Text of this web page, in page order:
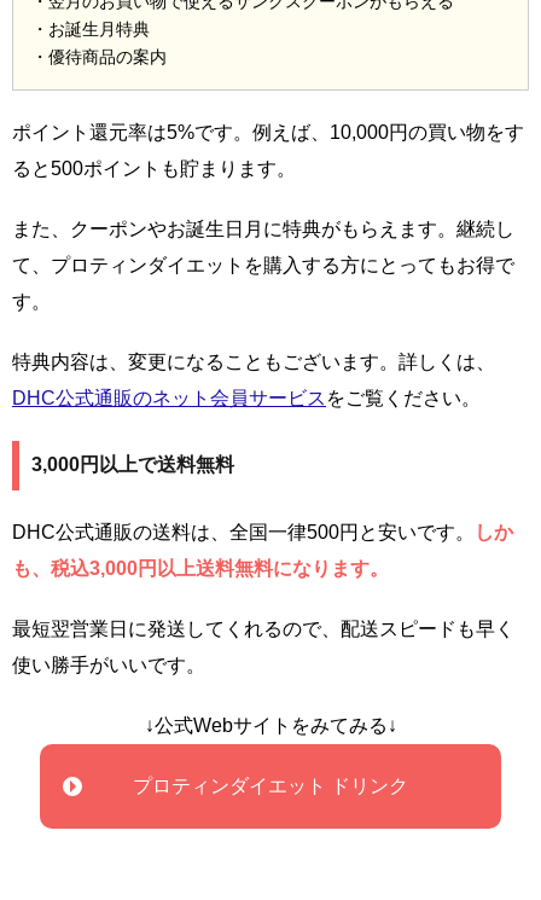
・お誕生月特典
・優待商品の案内
ポイント還元率は5%です。例えば、10,000円の買い物をす
ると500ポイントも貯まります。
また、クーポンやお誕生日月に特典がもらえます。継続し
て、プロティンダイエットを購入する方にとってもお得で
す。
特典内容は、変更になることもございます。詳しくは、
DHC公式通販のネット会員サービス をご覧ください。
3,000円以上で送料無料
DHC公式通販の送料は、全国一律500円と安いです。
しか
も、税込3,000円以上送料無料になります。
最短翌営業日に発送してくれるので、配送スピードも早く
使い勝手がいいです。
↓公式Webサイトをみてみる↓
プロティンダイエット ドリンク